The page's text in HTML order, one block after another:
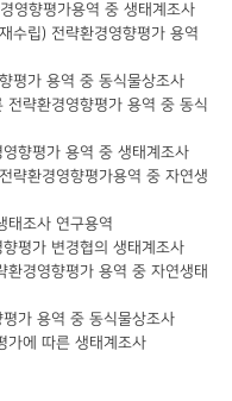
영향평가용역 중 생태계조사
수립) 전략환경영향평가 용역
평가 용역 중 동식물상조사
략환경영향평가 용역 중 동식
향평가 용역 중 생태계조사
략환경영향평가용역 중 자연생
태조사 연구용역
평가 변경협의 생태계조사
경영향평가 용역 중 자연생태
가 용역 중 동식물상조사
가에 따른 생태계조사